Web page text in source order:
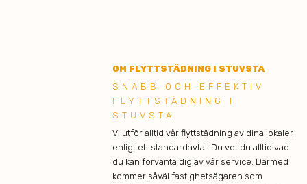
OM FLYTTSTÄDNING I STUVSTA
SNABB OCH EFFEKTIV
FLYTTSTÄDNING I
STUVSTA
Vi utför alltid vår flyttstädning av dina lokaler
enligt ett standardavtal. Du vet du alltid vad
du kan förvänta dig av vår service. Därmed
kommer såväl fastighetsägaren som